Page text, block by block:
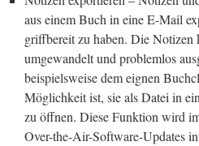
aus einem Buch in eine E-Mail
griffbereit zu haben. Die
umgewandelt und problemlos
beispielsweise dem eignen
Möglichkeit ist, sie als Datei in
zu öffnen. Diese Funktion wird
Over-the-Air-Software-Updates